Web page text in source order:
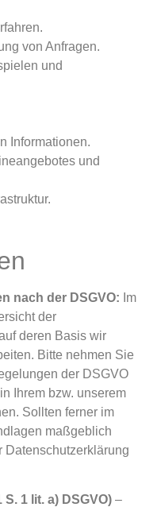
von Anfragen.
und
Informationen.
und
nach der DSGVO: Im
der
deren Basis wir
Bitte nehmen Sie
der DSGVO
Ihrem bzw. unserem
Sollten ferner im
maßgeblich
Datenschutzerklärung
1 lit. a) DSGVO) –